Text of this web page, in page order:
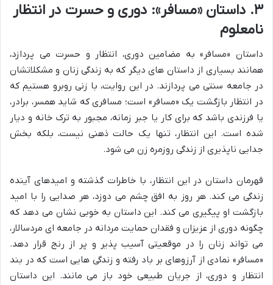
۳. داستان «مسافر»: دوری و حسرت در انتظار
نامعلوم
داستان «مسافر» به مضامین دوری، انتظار و حسرت می پردازد،
همانند بسیاری از داستان های دیگر که به زندگی زنان و مشکلاتشان
در جامعه سنتی می پردازند. در این روایت، با زنی روبرو هستیم که
در انتظار بازگشت یک «مسافر» است؛ مسافری که شاید همسر، برادر،
یا فرزندی باشد که برای کار یا جبر زمانه، مجبور به ترک خانه و دیار
شده است. این انتظار، تنها یک حالت ذهنی نیست، بلکه بخش
جدایی ناپذیری از زندگی روزمره زن می شود.
قهرمان داستان در این انتظار، با خاطرات گذشته و امیدهای آینده
زندگی می کند. هر روز به افق چشم می دوزد، هر صدایی را با امید
بازگشت او پیگیری می کند. این داستان به خوبی نشان می دهد که
چگونه دوری از عزیزان و فقدان حمایت مردانه در جامعه ای مردسالار،
می تواند زنان را در موقعیتی آسیب پذیر و پر از رنج قرار دهد.
«مسافر» نمادی از آرزوهای بر باد رفته و زندگی هایی است که در بند
انتظار و دوری، از جریان طبیعی خود باز می مانند. این داستان